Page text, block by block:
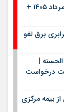
قیمت سکه و طلا روز شنبه هفدهم مرداد ۱۴۰۵ +
برای کشاورزان؛ افزایش ۴۰۰ برابری برق لغو
|
درخواست
از بیمه مرکزی